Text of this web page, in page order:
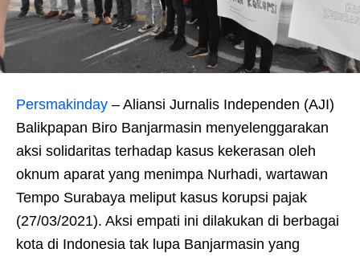
Persmakinday – Aliansi Jurnalis Independen (AJI)
Balikpapan Biro Banjarmasin menyelenggarakan
aksi solidaritas terhadap kasus kekerasan oleh
oknum aparat yang menimpa Nurhadi, wartawan
Tempo Surabaya meliput kasus korupsi pajak
(27/03/2021). Aksi empati ini dilakukan di berbagai
kota di Indonesia tak lupa Banjarmasin yang